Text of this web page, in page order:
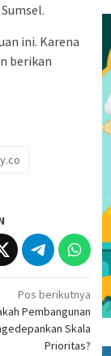
ini. Karena
berikan
Pos berikutnya
Pembangunan
Skala
Prioritas?